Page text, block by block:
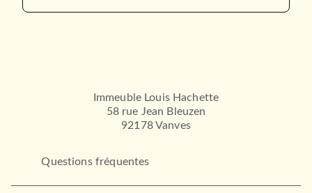
Immeuble Louis Hachette
58 rue Jean Bleuzen
92178 Vanves
Questions fréquentes